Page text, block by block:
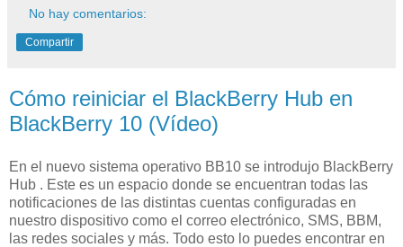
No hay comentarios:
Compartir
Cómo reiniciar el BlackBerry Hub en
BlackBerry 10 (Vídeo)
En el nuevo sistema operativo BB10 se introdujo BlackBerry
Hub . Este es un espacio donde se encuentran todas las
notificaciones de las distintas cuentas configuradas en
nuestro dispositivo como el correo electrónico, SMS, BBM,
las redes sociales y más. Todo esto lo puedes encontrar en